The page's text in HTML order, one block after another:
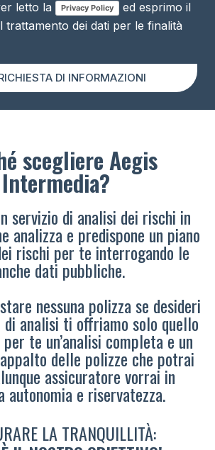
letto la Privacy Policy
ed esprimo il
trattamento dei dati per le finalità
DI INFORMAZIONI
scegliere Aegis
Intermedia?
servizio di analisi dei rischi in
analizza e predispone un piano
rischi per te interrogando le
dati pubbliche.
nessuna polizza se desideri
analisi ti offriamo solo quello
te un’analisi completa e un
delle polizze che potrai
assicuratore vorrai in
autonomia e riservatezza.
LA TRANQUILLITÀ: